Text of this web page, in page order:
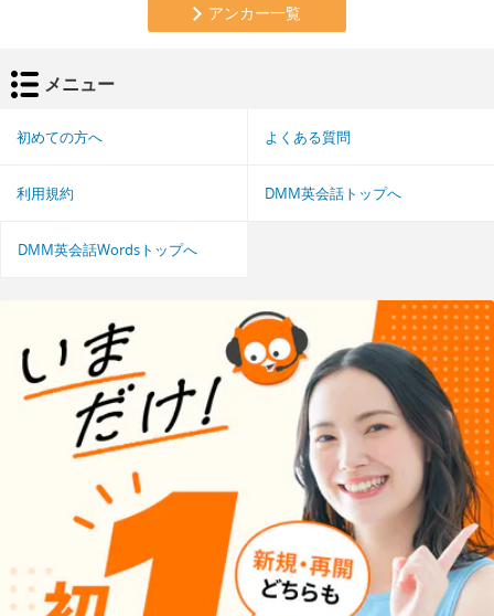
アンカー一覧
メニュー
初めての方へ よくある質問
利用規約 DMM英会話トップへ
DMM英会話Wordsトップへ